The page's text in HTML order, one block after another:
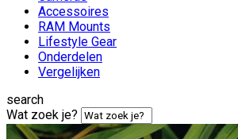
Accessoires
RAM Mounts
Lifestyle Gear
Onderdelen
Vergelijken
search
Wat zoek je?